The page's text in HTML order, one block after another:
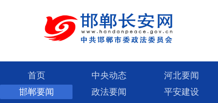
首页 中央动态
河北要闻
邯郸要闻
政法要闻
平安建设